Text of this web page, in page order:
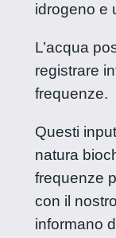
idrogeno e
L’acqua
registrare
frequenze.
Questi
natura
frequenze
con il
informano